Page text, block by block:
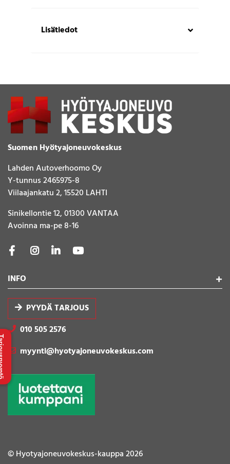
Lisätiedot
Suomen Hyötyajoneuvokeskus
Lahden Autoverhoomo Oy
Y-tunnus 2465975-8
Viilaajankatu 2, 15520 LAHTI
Sinikellontie 12, 01300 VANTAA
Avoinna ma-pe 8-16
INFO
PYYDÄ TARJOUS
010 505 2576
myynti@hyotyajoneuvokeskus.com
© Hyotyajoneuvokeskus-kauppa 2026